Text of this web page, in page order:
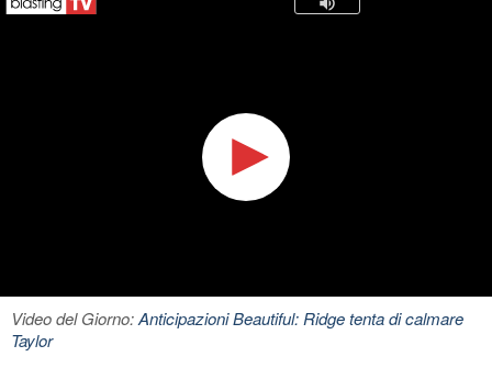
Video del Giorno:Anticipazioni Beautiful: Ridge tenta di calmare
Taylor